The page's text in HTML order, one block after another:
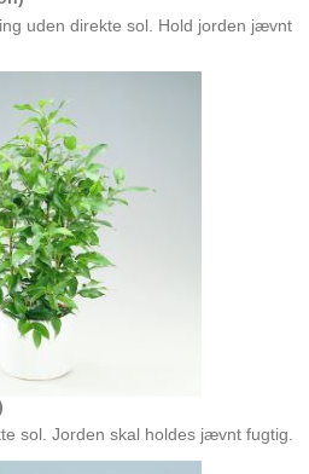
uden direkte sol. Hold jorden jævnt
sol. Jorden skal holdes jævnt fugtig.